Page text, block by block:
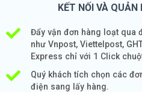
KẾT NỐI VÀ QUẢN
Đẩy vận đơn hàng loạt qua
như Vnpost, Viettelpost,
Express chỉ với 1 Click
Quý khách tích chọn các
điện sang lấy hàng.